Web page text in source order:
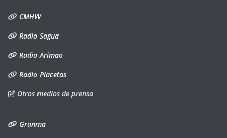
CMHW
Radio Sagua
Radio Arimao
Radio Placetas
Otros medios de prensa
Granma